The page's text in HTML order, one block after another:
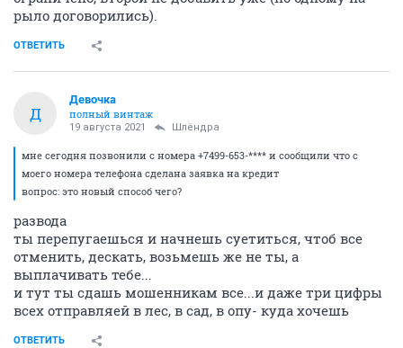
рыло договорились).
ОТВЕТИТЬ
Д
Девочка
полный винтаж
19 августа 2021 Шлёндра
мне сегодня позвонили с номера +7499-653-**** и сообщили что с
моего номера телефона сделана заявка на кредит
вопрос: это новый способ чего?
развода
ты перепугаешься и начнешь суетиться, чтоб все
отменить, дескать, возьмешь же не ты, а
выплачивать тебе...
и тут ты сдашь мошенникам все...и даже три цифры
всех отправляей в лес, в сад, в опу- куда хочешь
ОТВЕТИТЬ